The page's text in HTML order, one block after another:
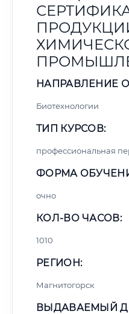
НАПРАВЛЕНИЕ
Биотехнологии
ТИП КУРСОВ:
профессиональная
ФОРМА
очно
КОЛ-ВО ЧАСОВ:
1010
РЕГИОН:
Магнитогорск
ВЫДАВАЕМЫЙ